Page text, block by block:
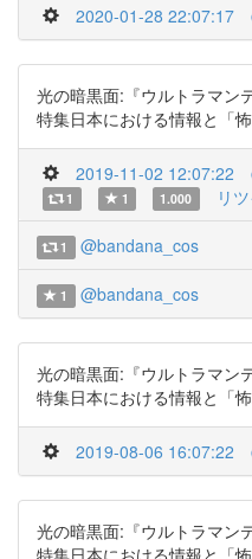
2020-01-28 22:07:17
光の暗黒面:『ウルトラマン
特集日本における情報と「
2019-11-02 12:07:22
1 1 1.000 リ
1 @bandana_cos
1 @bandana_cos
光の暗黒面:『ウルトラマン
特集日本における情報と「
2019-08-06 16:07:22
光の暗黒面:『ウルトラマン
特集日本における情報と「